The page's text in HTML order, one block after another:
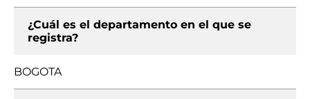
¿Cuál es el departamento en el que se
registra?
BOGOTA